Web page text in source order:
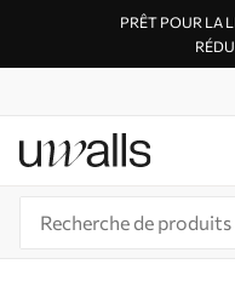
PRÊT POUR LA